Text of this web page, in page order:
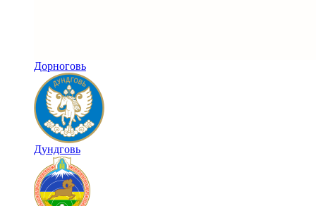
Дорноговь
Дундговь